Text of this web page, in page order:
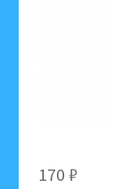
170 ₽